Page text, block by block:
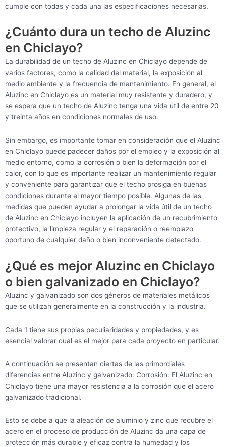
cumple con todas y cada una las especificaciones necesarias.
¿Cuánto dura un techo de Aluzinc
en Chiclayo?
La durabilidad de un techo de Aluzinc en Chiclayo depende de
varios factores, como la calidad del material, la exposición al
medio ambiente y la frecuencia de mantenimiento. En general, el
Aluzinc en Chiclayo es un material muy resistente y duradero, y
se espera que un techo de Aluzinc tenga una vida útil de entre 20
y treinta años en condiciones normales de uso.
Sin embargo, es importante tomar en consideración que el Aluzinc
en Chiclayo puede padecer daños por el empleo y la exposición al
medio entorno, como la corrosión o bien la deformación por el
calor, con lo que es importante realizar un mantenimiento regular
y conveniente para garantizar que el techo prosiga en buenas
condiciones durante el mayor tiempo posible. Algunas de las
medidas que pueden ayudar a prolongar la vida útil de un techo
de Aluzinc en Chiclayo incluyen la aplicación de un recubrimiento
protectivo, la limpieza regular y el reparación o reemplazo
oportuno de cualquier daño o bien inconveniente detectado.
¿Qué es mejor Aluzinc en Chiclayo
o bien galvanizado en Chiclayo?
Aluzinc y galvanizado son dos géneros de materiales metálicos
que se utilizan generalmente en la construcción y la industria.
Cada 1 tiene sus propias peculiaridades y propiedades, y es
esencial valorar cuál es el mejor para cada proyecto en particular.
A continuación se presentan ciertas de las primordiales
diferencias entre Aluzinc y galvanizado: Corrosión: El Aluzinc en
Chiclayo tiene una mayor resistencia a la corrosión que el acero
galvanizado tradicional.
Esto se debe a que la aleación de aluminio y zinc que recubre el
acero en el proceso de producción de Aluzinc da una capa de
protección más durable y eficaz contra la humedad y los